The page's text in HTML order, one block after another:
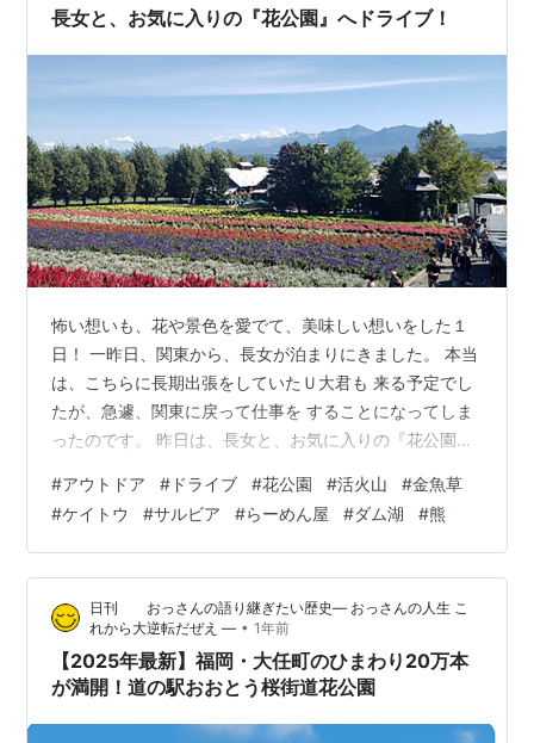
長女と、お気に入りの『花公園』へドライブ！
怖い想いも、花や景色を愛でて、美味しい想いをした１
日！ 一昨日、関東から、長女が泊まりにきました。 本当
は、こちらに長期出張をしていたＵ大君も 来る予定でし
たが、急遽、関東に戻って仕事を することになってしま
ったのです。 昨日は、長女と、お気に入りの『花公園』
『活火山』の 山並みが、くっきりと観えました。花公園
では、『金魚草』や、『ケイトウ』が、 縞状に色をなし
ていました。今年の夏は、気温が高く、晴れた日が多か
った せいか、どの植物もよく育っていて、とくに、 『ケ
イトウ』や『サルビア』の背丈の高さには 驚きました。
花公園を一回りすると、お昼…
#アウトドア # ドライブ #花公園 #活火山 #金魚草
#ケイトウ #サルビア #らーめん屋 #ダム湖 #熊
日刊 おっさんの語り継ぎたい歴史― おっさんの人生 こ
れから大逆転だぜえ ― • 1年前
【2025年最新】福岡・大任町のひまわり20万本
が満開！道の駅おおとう桜街道花公園